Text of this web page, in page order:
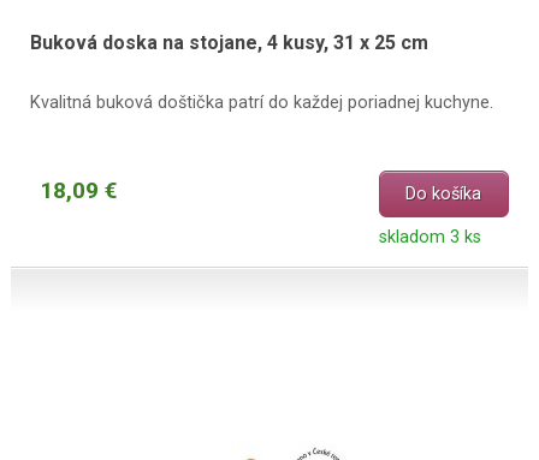
Buková doska na stojane, 4 kusy, 31 x 25 cm
Kvalitná buková doštička patrí do každej poriadnej kuchyne.
18,09 € Do košíka
skladom 3 ks